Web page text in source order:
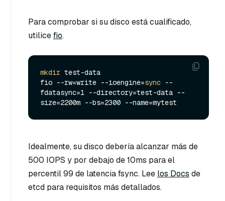
Para comprobar si su disco está cualificado,
utilicefio.
mkdir test-data
fio --rw=write --ioengine=sync --
fdatasync=1 --directory=test-data --
Idealmente, su disco debería alcanzar más de
500 IOPS y por debajo de 10ms para el
percentil 99 de latencia fsync. Lee los Docs de
etcd para requisitos más detallados.